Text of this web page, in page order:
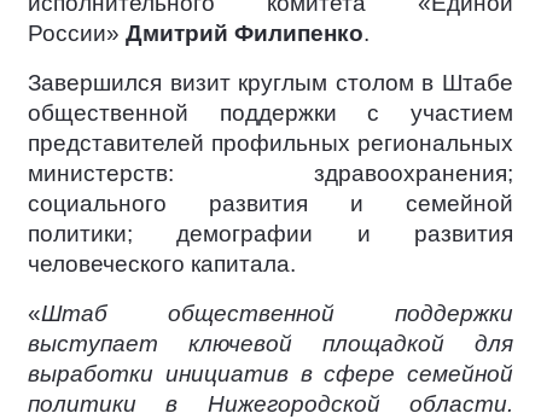
России» Дмитрий Филипенко.
Завершился визит круглым столом в Штабе
общественной поддержки с участием
представителей профильных региональных
министерств: здравоохранения;
социального развития и семейной
политики; демографии и развития
человеческого капитала.
«Штаб общественной поддержки
выступает ключевой площадкой для
выработки инициатив в сфере семейной
политики в Нижегородской области.